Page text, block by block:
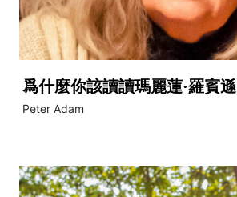
爲什麼你該讀讀瑪麗蓮·羅賓遜
Peter Adam